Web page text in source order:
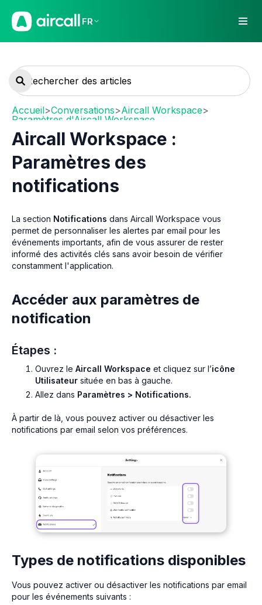
FR
Accueil>Conversations>Aircall Workspace>
Paramètres d'Aircall Workspace
Aircall Workspace :
Paramètres des
notifications
La section Notifications dans Aircall Workspace vous
permet de personnaliser les alertes par email pour les
événements importants, afin de vous assurer de rester
informé des activités clés sans avoir besoin de vérifier
constamment l'application.
Accéder aux paramètres de
notification
Étapes :
Ouvrez le Aircall Workspace et cliquez sur l’icône
Utilisateur située en bas à gauche.
Allez dans Paramètres > Notifications.
À partir de là, vous pouvez activer ou désactiver les
notifications par email selon vos préférences.
Types de notifications disponibles
Vous pouvez activer ou désactiver les notifications par email
pour les événements suivants :